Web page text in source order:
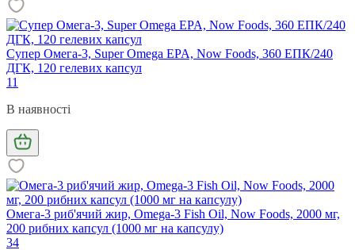
Супер Омега-3, Super Omega EPA, Now Foods, 360 ЕПК/240
ДГК, 120 гелевих капсул
11
В наявності
Омега-3 риб'ячий жир, Omega-3 Fish Oil, Now Foods, 2000 мг,
200 рибних капсул (1000 мг на капсулу)
34